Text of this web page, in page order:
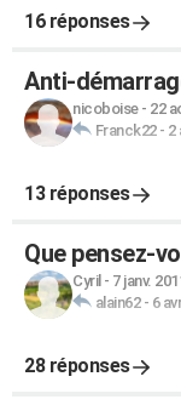
16 réponses
Anti-
nicoboise- 22
Franck22- 2
13 réponses
Que pensez-
Cyril - 7 janv.
alain62- 6
28 réponses